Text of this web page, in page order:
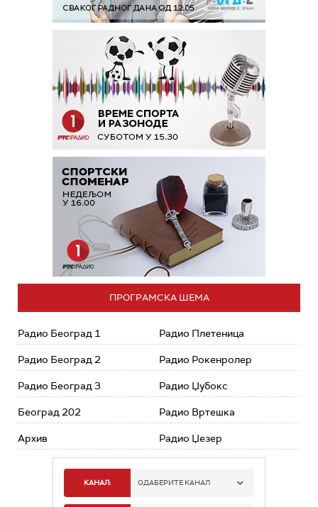
ПРОГРАМСКА ШЕМА
Радио Београд 1
Радио Београд 2
Радио Београд 3
Београд 202
Архив
Радио Плетеница
Радио Рокенролер
Радио Џубокс
Радио Вртешка
Радио Џезер
КАНАЛ: ОДАБЕРИТЕ КАНАЛ